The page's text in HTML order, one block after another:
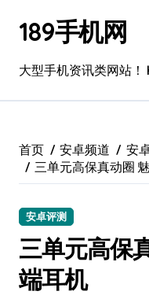
189手机网
大型手机资讯类网站
首页 安卓频道 安
三单元高保真动圈
安卓评测
三单元高保
端耳机